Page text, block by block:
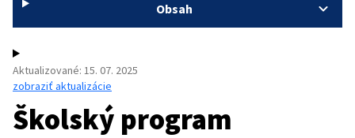
Obsah
Aktualizované: 15. 07. 2025
zobraziť aktualizácie
Školský program